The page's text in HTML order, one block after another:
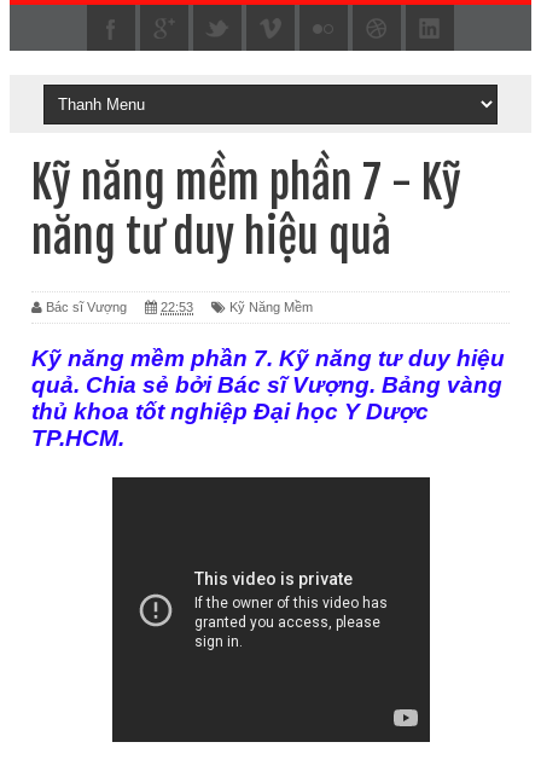
Kỹ năng mềm phần 7 - Kỹ
năng tư duy hiệu quả
Bác sĩ Vượng 22:53 Kỹ Năng Mềm
Kỹ năng mềm phần 7. Kỹ năng tư duy hiệu
quả. Chia sẻ bởi Bác sĩ Vượng. Bảng vàng
thủ khoa tốt nghiệp Đại học Y Dược
TP.HCM.